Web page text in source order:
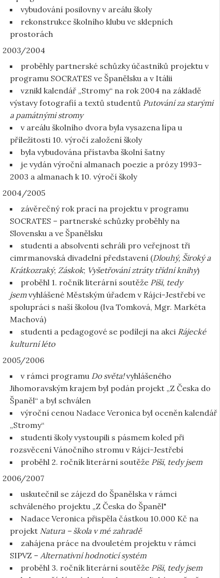
vybudování posilovny v areálu školy
rekonstrukce školního klubu ve sklepních
prostorách
2003/2004
proběhly partnerské schůzky účastníků projektu v
programu SOCRATES ve Španělsku a v Itálii
vznikl kalendář „Stromy“ na rok 2004 na základě
výstavy fotografií a textů studentů Putování za starými
a památnými stromy
v areálu školního dvora byla vysazena lípa u
příležitosti 10. výročí založení školy
byla vybudována přístavba školní šatny
je vydán výroční almanach poezie a prózy 1993–
2003 a almanach k 10. výročí školy
2004/2005
závěrečný rok prací na projektu v programu
SOCRATES – partnerské schůzky proběhly na
Slovensku a ve Španělsku
studenti a absolventi sehráli pro veřejnost tři
cimrmanovská divadelní představení (Dlouhý, Široký a
Krátkozraký; Záskok; Vyšetřování ztráty třídní knihy)
proběhl 1. ročník literární soutěže Píši, tedy
jsemvyhlášené Městským úřadem v Rájci-Jestřebí ve
spolupráci s naší školou (Iva Tomková, Mgr. Markéta
Machová)
studenti a pedagogové se podílejí na akci Rájecké
kulturní léto
2005/2006
v rámci programu Do světa!vyhlášeného
Jihomoravským krajem byl podán projekt „Z Česka do
Španěl“ a byl schválen
výroční cenou Nadace Veronica byl oceněn kalendář
„Stromy“
studenti školy vystoupili s pásmem koled při
rozsvěcení Vánočního stromu v Rájci-Jestřebí
proběhl 2. ročník literární soutěže Píši, tedy jsem
2006/2007
uskutečnil se zájezd do Španělska v rámci
schváleného projektu „Z Česka do Španěl"
Nadace Veronica přispěla částkou 10.000 Kč na
projekt Natura – škola v mé zahradě
zahájena práce na dvouletém projektu v rámci
SIPVZ – Alternativní hodnoticí systém
proběhl 3. ročník literární soutěže Píši, tedy jsem